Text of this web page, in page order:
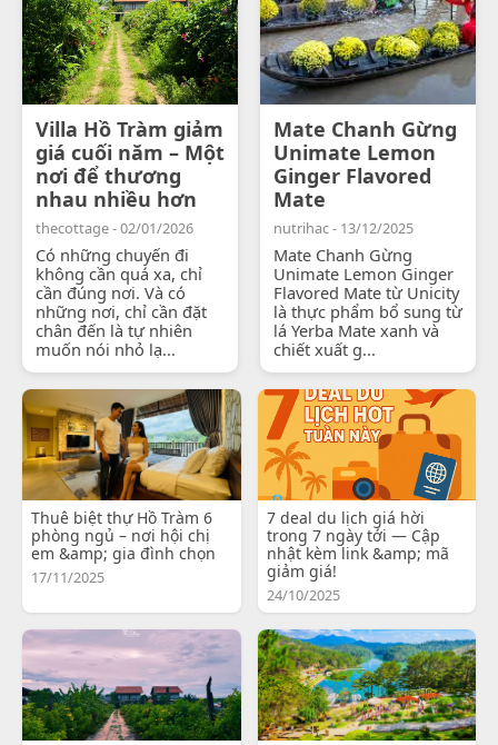
Villa Hồ Tràm giảm
giá cuối năm – Một
nơi để thương
nhau nhiều hơn
thecottage - 02/01/2026
Có những chuyến đi
không cần quá xa, chỉ
cần đúng nơi. Và có
những nơi, chỉ cần đặt
chân đến là tự nhiên
muốn nói nhỏ lạ...
Mate Chanh Gừng
Unimate Lemon
Ginger Flavored
Mate
nutrihac - 13/12/2025
Mate Chanh Gừng
Unimate Lemon Ginger
Flavored Mate từ Unicity
là thực phẩm bổ sung từ
lá Yerba Mate xanh và
chiết xuất g...
Thuê biệt thự Hồ Tràm 6
phòng ngủ – nơi hội chị
em &amp; gia đình chọn
17/11/2025
7 deal du lịch giá hời
trong 7 ngày tới — Cập
nhật kèm link &amp; mã
giảm giá!
24/10/2025